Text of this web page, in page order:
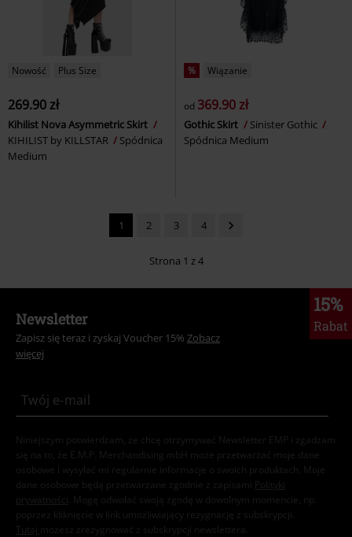
Nowość Plus Size
269.90 zł
Kihilist Nova Asymmetric Skirt
KIHILIST by KILLSTAR
Spódnica
Medium
% Wiązanie
od 369.90 zł
Gothic Skirt
Sinister Gothic
Spódnica Medium
1 2 3 4
Strona 1 z 4
15%
Rabat
Newsletter
Zapisz się teraz i zyskaj Voucher 15% Zobacz
więcej
Niniejszym potwierdzam, że chcę otrzymywać Newsletter EMP i zgadzam
się na to, że E.M.P. Merchandising mbH może przetwarzać moje dane
osobowe i wysyłać mi regularnie informacje o swoich produktach. Moje
dane osobowe będą przetwarzane zgodnie z zapisami
Polityki
prywatności . Mogę odwołać swoją zgodę w dowolnym momencie, np.
poprzez kliknięcie w link umożliwiający rezygnację z subskrypcji.
Tutaj możesz zrezygnować z subskrypcji newslettera.